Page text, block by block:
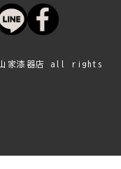
山家漆器店 all rights